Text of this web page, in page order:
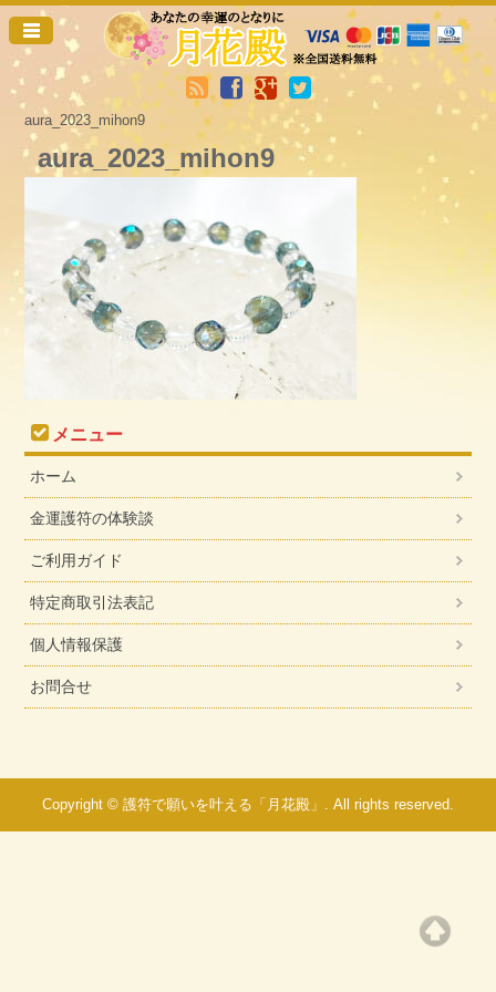
aura_2023_mihon9
aura_2023_mihon9
メニュー
ホーム
金運護符の体験談
ご利用ガイド
特定商取引法表記
個人情報保護
お問合せ
Copyright © 護符で願いを叶える「月花殿」. All rights reserved.